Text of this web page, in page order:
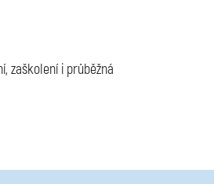
zaškolení i průběžná